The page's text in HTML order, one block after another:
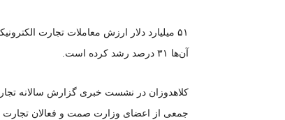
آن‌ها ۳۱ درصد رشد کرده است.
کلاهدوزان در نشست خبری گزارش سالانه
جمعی از اعضای وزارت صمت و فعالان تجارت